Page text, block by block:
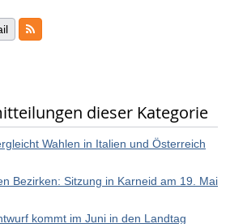
RSS-Feeds
dieser Kategorie
Wahlen in Italien und Österreich
Bezirken: Sitzung in Karneid am 19. Mai
kommt im Juni in den Landtag